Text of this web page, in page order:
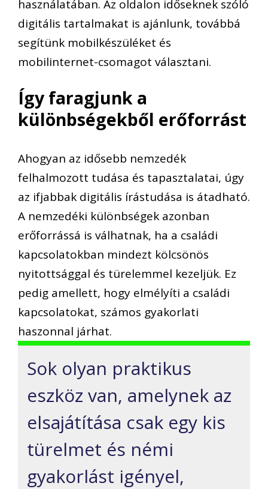
használatában. Az oldalon időseknek szóló
digitális tartalmakat is ajánlunk, továbbá
segítünk mobilkészüléket és
mobilinternet-csomagot választani.
Így faragjunk a
különbségekből erőforrást
Ahogyan az idősebb nemzedék
felhalmozott tudása és tapasztalatai, úgy
az ifjabbak digitális írástudása is átadható.
A nemzedéki különbségek azonban
erőforrássá is válhatnak, ha a családi
kapcsolatokban mindezt kölcsönös
nyitottsággal és türelemmel kezeljük. Ez
pedig amellett, hogy elmélyíti a családi
kapcsolatokat, számos gyakorlati
haszonnal járhat.
Sok olyan praktikus
eszköz van, amelynek az
elsajátítása csak egy kis
türelmet és némi
gyakorlást igényel,